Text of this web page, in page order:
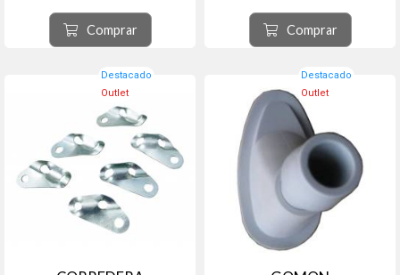
Comprar Comprar
Destacado
Outlet
Destacado
Outlet